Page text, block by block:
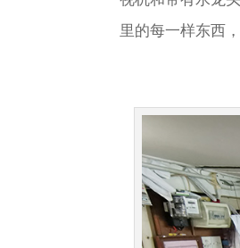
里的每一样东西